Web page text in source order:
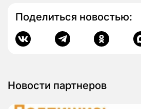
Поделиться новостью:
Новости партнеров